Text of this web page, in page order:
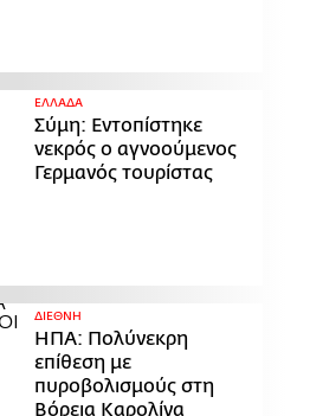
ΕΛΛΑΔΑ
Σύμη: Εντοπίστηκε
νεκρός ο αγνοούμενος
Γερμανός τουρίστας
ΔΙΕΘΝΗ
ΗΠΑ: Πολύνεκρη
επίθεση με
πυροβολισμούς στη
Βόρεια Καρολίνα